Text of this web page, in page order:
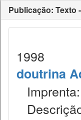
Publicação: Texto
1998
doutrina